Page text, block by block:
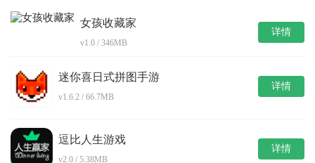
女孩收藏家
v1.0 / 346MB
详情
迷你喜日式拼图手游
v1.6.2 / 66.7MB
详情
逗比人生游戏
v2.0 / 5.38MB
详情